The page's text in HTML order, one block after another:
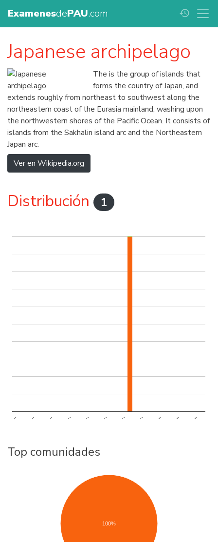
ExamenesdePAU.com history
Japanese archipelago
The is the group of islands that
forms the country of Japan, and
extends roughly from northeast to southwest along the
northeastern coast of the Eurasia mainland, washing upon
the northwestern shores of the Pacific Ocean. It consists of
islands from the Sakhalin island arc and the Northeastern
Japan arc.
Ver en Wikipedia.org
Distribución 1
.. .. .. .. .. .. .. .. .. .. ..
Top comunidades
100%